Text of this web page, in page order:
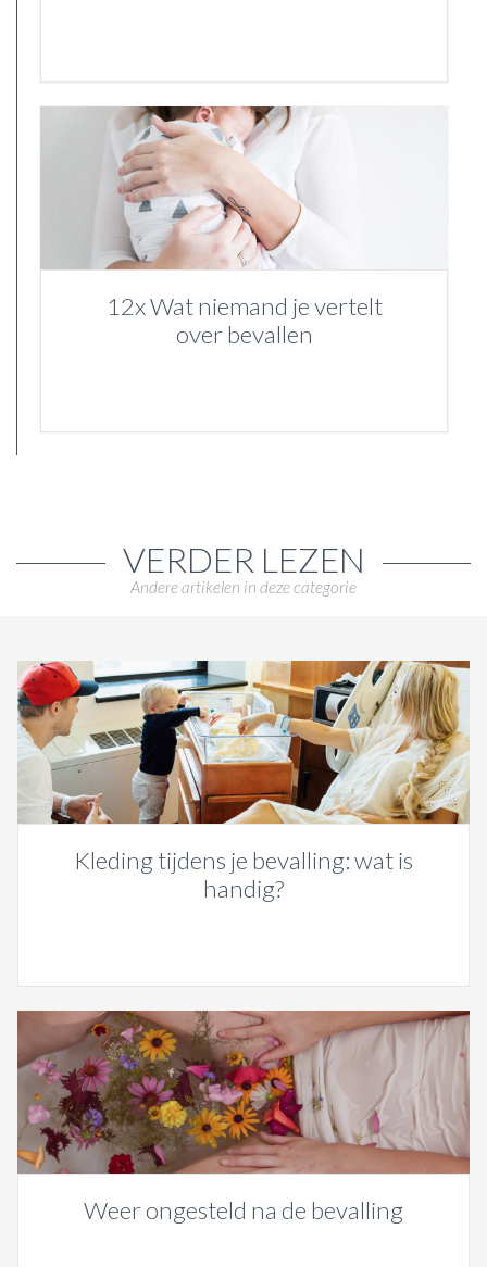
12x Wat niemand je vertelt
over bevallen
VERDER LEZEN
Andere artikelen in deze categorie
Kleding tijdens je bevalling: wat is
handig?
Weer ongesteld na de bevalling